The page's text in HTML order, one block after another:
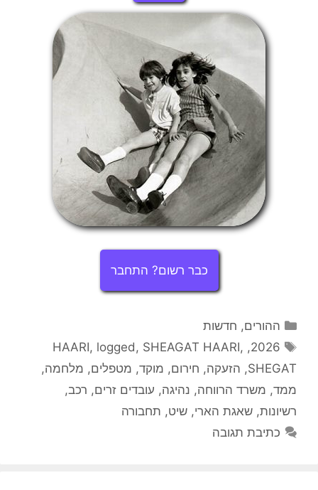
כבר רשום? התחבר
קטגוריות
ההורים, חדשות
תגיות
2026
,
HAARI, logged, SHEAGAT HAARI,
SHEGAT
, הזעקה, חירום, מוקד, מטפלים, מלחמה,
ממד, משרד הרווחה, נהיגה, עובדים זרים, רכב,
רשיונות, שאגת הארי, שיט, תחבורה
כתיבת תגובה